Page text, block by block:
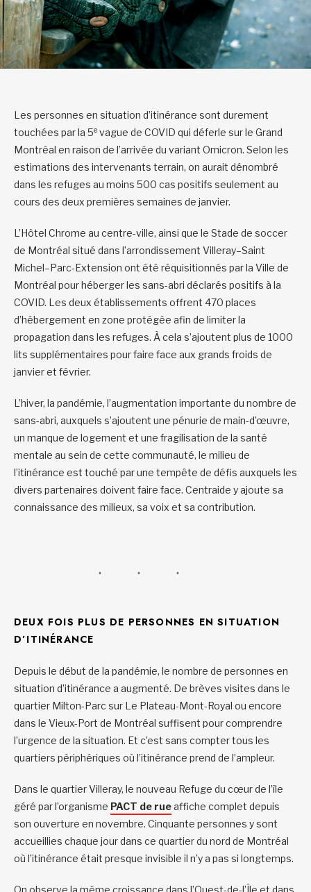
Les personnes en situation d’itinérance sont durement
touchées par la 5e vague de COVID qui déferle sur le Grand
Montréal en raison de l’arrivée du variant Omicron. Selon les
estimations des intervenants terrain, on aurait dénombré
dans les refuges au moins 500 cas positifs seulement au
cours des deux premières semaines de janvier.
L’Hôtel Chrome au centre-ville, ainsi que le Stade de soccer
de Montréal situé dans l’arrondissement Villeray–Saint
Michel–Parc-Extension ont été réquisitionnés par la Ville de
Montréal pour héberger les sans-abri déclarés positifs à la
COVID. Les deux établissements offrent 470 places
d’hébergement en zone protégée afin de limiter la
propagation dans les refuges. À cela s’ajoutent plus de 1000
lits supplémentaires pour faire face aux grands froids de
janvier et février.
L’hiver, la pandémie, l’augmentation importante du nombre de
sans-abri, auxquels s’ajoutent une pénurie de main-d’œuvre,
un manque de logement et une fragilisation de la santé
mentale au sein de cette communauté, le milieu de
l’itinérance est touché par une tempête de défis auxquels les
divers partenaires doivent faire face. Centraide y ajoute sa
connaissance des milieux, sa voix et sa contribution.
DEUX FOIS PLUS DE PERSONNES EN SITUATION
D’ITINÉRANCE
Depuis le début de la pandémie, le nombre de personnes en
situation d’itinérance a augmenté. De brèves visites dans le
quartier Milton-Parc sur Le Plateau-Mont-Royal ou encore
dans le Vieux-Port de Montréal suffisent pour comprendre
l’urgence de la situation. Et c’est sans compter tous les
quartiers périphériques où l’itinérance prend de l’ampleur.
Dans le quartier Villeray, le nouveau Refuge du cœur de l’île
géré par l’organisme PACT de rueaffiche complet depuis
son ouverture en novembre. Cinquante personnes y sont
accueillies chaque jour dans ce quartier du nord de Montréal
où l’itinérance était presque invisible il n’y a pas si longtemps.
On observe la même croissance dans l’Ouest-de-l’Île et dans